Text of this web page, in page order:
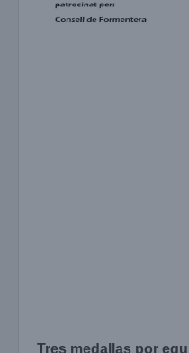
Tres medallas por